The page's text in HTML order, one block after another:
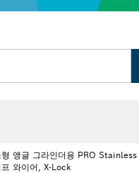
형 앵글 그라인더용 PRO
프 와이어, X-Lock